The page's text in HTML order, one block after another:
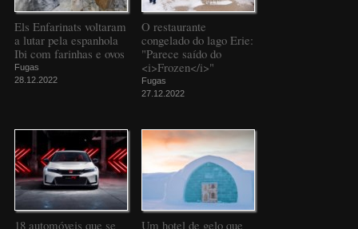
Els Enfarinats voltaram
a lutar pela espanhola
Ibi com farinhas e ovos
Fugas
28.12.2022
O restaurante
congelado do lago Erie:
"Parece saído do
<i>Frozen</i>"
Fugas
27.12.2022
18 automóveis que se
Um hotel de gelo que